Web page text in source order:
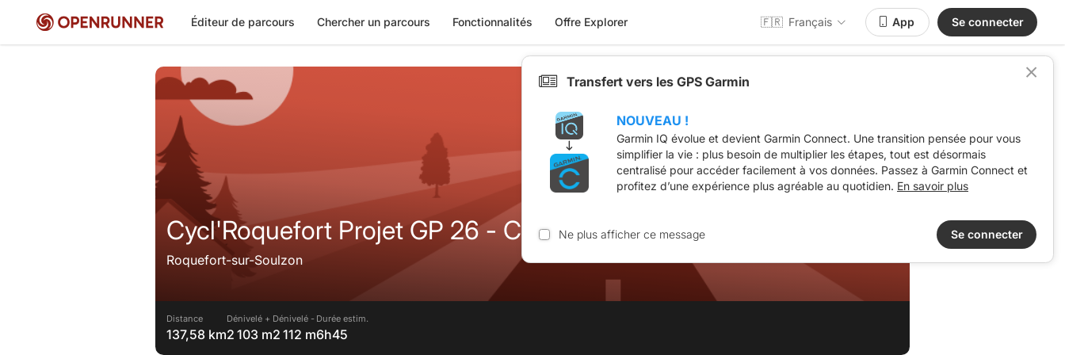
Éditeur de parcours Chercher un parcours Fonctionnalités Offre Explorer 🇫🇷 Français App Se connecter
Cycl'Roquefort Projet GP 26 - Cénomes
Roquefort-sur-Soulzon
Distance
137,58 km
Dénivelé +
2 103 m
Dénivelé -
2 112 m
Durée estim.
6h45
Transfert vers les GPS Garmin
NOUVEAU !
Garmin IQ évolue et devient Garmin Connect. Une transition pensée pour vous
simplifier la vie : plus besoin de multiplier les étapes, tout est désormais
centralisé pour accéder facilement à vos données. Passez à Garmin Connect et
profitez d’une expérience plus agréable au quotidien. En savoir plus
Ne plus afficher ce message Se connecter